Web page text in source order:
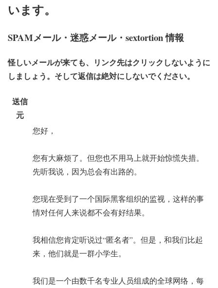
います。
SPAMメール・迷惑メール・sextortion 情報
怪しいメールが来ても、リンク先はクリックしないように
しましょう。そして返信は絶対にしないでください。
送信
元
您好，
您有大麻烦了。但您也不用马上就开始惊慌失措。
先听我说，因为总会有出路的。
您现在受到了一个国际黑客组织的监视，这样的事
情对任何人来说都不会有好结果。
我相信您肯定听说过“匿名者”。但是，和我们比起
来，他们就是一群小学生。
我们是一个由数千名专业人员组成的全球网络，每